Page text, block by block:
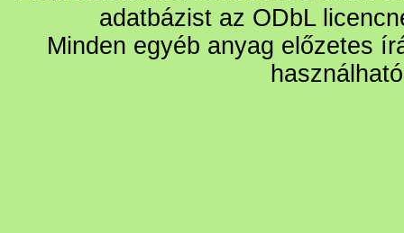
adatbázist az ODbL
Minden egyéb anyag előzetes